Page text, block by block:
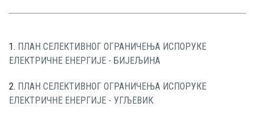
ДОКУМЕНТИ
КОНТАКТ
1. ПЛАН СЕЛЕКТИВНОГ ОГРАНИЧЕЊА ИСПОРУКЕ
ЕЛЕКТРИЧНЕ ЕНЕРГИЈЕ - БИЈЕЉИНА
2. ПЛАН СЕЛЕКТИВНОГ ОГРАНИЧЕЊА ИСПОРУКЕ
ЕЛЕКТРИЧНЕ ЕНЕРГИЈЕ - УГЉЕВИК